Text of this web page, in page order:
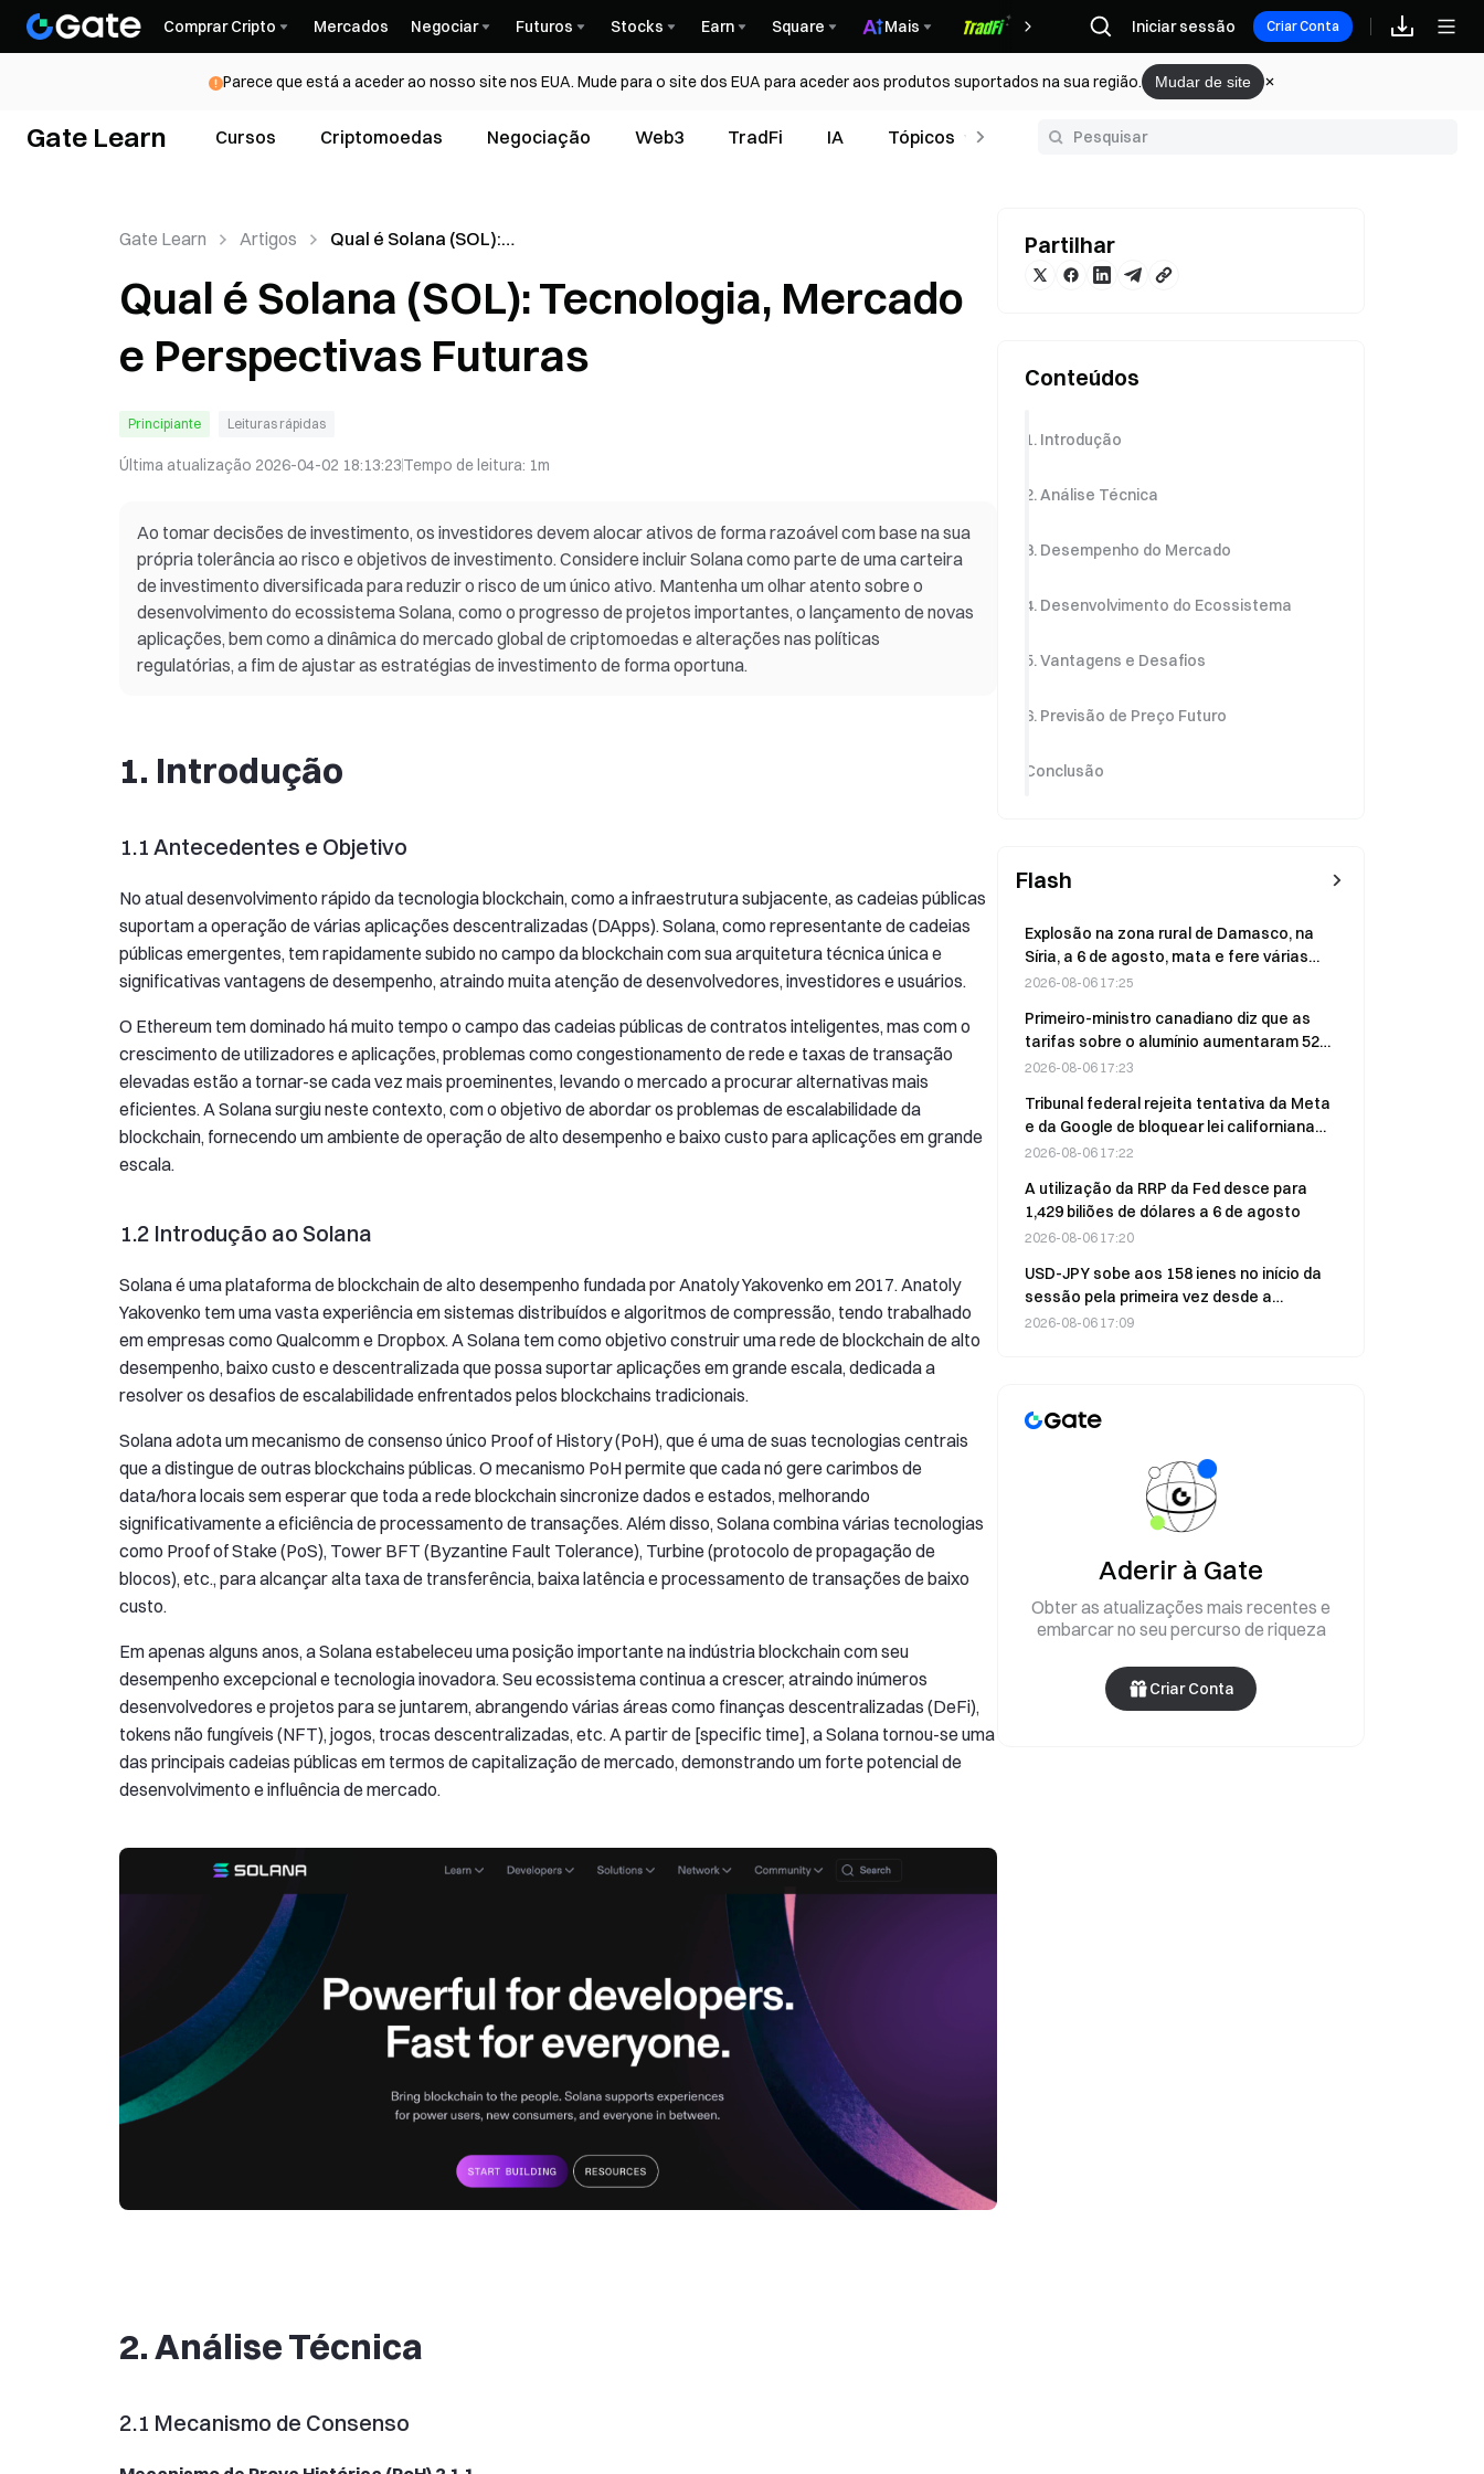
Comprar Cripto Mercados Negociar Futuros Stocks Earn Square Mais Recompensas
Iniciar sessão Criar Conta
Parece que está a aceder ao nosso site nos EUA. Mude para o site dos EUA para aceder aos produtos suportados na sua região. Mudar de site
Gate Learn Cursos Criptomoedas Negociação Web3 TradFi IA Tópicos Glossário
Gate Learn Artigos
Qual é Solana (SOL):
Perspectivas Futuras
Qual é Solana (SOL): Tecnologia, Mercado
e Perspectivas Futuras
Principiante Leituras rápidas
Última atualização 2026-04-02 18:13:23Tempo de leitura: 1m
Ao tomar decisões de investimento, os investidores devem alocar ativos de forma razoável com base na sua
própria tolerância ao risco e objetivos de investimento. Considere incluir Solana como parte de uma carteira
de investimento diversificada para reduzir o risco de um único ativo. Mantenha um olhar atento sobre o
desenvolvimento do ecossistema Solana, como o progresso de projetos importantes, o lançamento de novas
aplicações, bem como a dinâmica do mercado global de criptomoedas e alterações nas políticas
regulatórias, a fim de ajustar as estratégias de investimento de forma oportuna.
1. Introdução
1.1 Antecedentes e Objetivo
No atual desenvolvimento rápido da tecnologia blockchain, como a infraestrutura subjacente, as cadeias públicas
suportam a operação de várias aplicações descentralizadas (DApps). Solana, como representante de cadeias
públicas emergentes, tem rapidamente subido no campo da blockchain com sua arquitetura técnica única e
significativas vantagens de desempenho, atraindo muita atenção de desenvolvedores, investidores e usuários.
O Ethereum tem dominado há muito tempo o campo das cadeias públicas de contratos inteligentes, mas com o
crescimento de utilizadores e aplicações, problemas como congestionamento de rede e taxas de transação
elevadas estão a tornar-se cada vez mais proeminentes, levando o mercado a procurar alternativas mais
eficientes. A Solana surgiu neste contexto, com o objetivo de abordar os problemas de escalabilidade da
blockchain, fornecendo um ambiente de operação de alto desempenho e baixo custo para aplicações em grande
escala.
1.2 Introdução ao Solana
Solana é uma plataforma de blockchain de alto desempenho fundada por Anatoly Yakovenko em 2017. Anatoly
Yakovenko tem uma vasta experiência em sistemas distribuídos e algoritmos de compressão, tendo trabalhado
em empresas como Qualcomm e Dropbox. A Solana tem como objetivo construir uma rede de blockchain de alto
desempenho, baixo custo e descentralizada que possa suportar aplicações em grande escala, dedicada a
resolver os desafios de escalabilidade enfrentados pelos blockchains tradicionais.
Solana adota um mecanismo de consenso único Proof of History (PoH), que é uma de suas tecnologias centrais
que a distingue de outras blockchains públicas. O mecanismo PoH permite que cada nó gere carimbos de
data/hora locais sem esperar que toda a rede blockchain sincronize dados e estados, melhorando
significativamente a eficiência de processamento de transações. Além disso, Solana combina várias tecnologias
como Proof of Stake (PoS), Tower BFT (Byzantine Fault Tolerance), Turbine (protocolo de propagação de
blocos), etc., para alcançar alta taxa de transferência, baixa latência e processamento de transações de baixo
custo.
Em apenas alguns anos, a Solana estabeleceu uma posição importante na indústria blockchain com seu
desempenho excepcional e tecnologia inovadora. Seu ecossistema continua a crescer, atraindo inúmeros
desenvolvedores e projetos para se juntarem, abrangendo várias áreas como finanças descentralizadas (DeFi),
tokens não fungíveis (NFT), jogos, trocas descentralizadas, etc. A partir de [specific time], a Solana tornou-se uma
das principais cadeias públicas em termos de capitalização de mercado, demonstrando um forte potencial de
desenvolvimento e influência de mercado.
2. Análise Técnica
2.1 Mecanismo de Consenso
Partilhar
Conteúdos
1. Introdução
2. Análise Técnica
3. Desempenho do Mercado
4. Desenvolvimento do Ecossistema
5. Vantagens e Desafios
6. Previsão de Preço Futuro
Conclusão
Flash
Explosão na zona rural de Damasco, na
Síria, a 6 de agosto, mata e fere várias
pessoas
2026-08-06 17:25
Primeiro-ministro canadiano diz que as
tarifas sobre o alumínio aumentaram 52%
no último ano e abre a porta a um acordo
2026-08-06 17:23
Tribunal federal rejeita tentativa da Meta
e da Google de bloquear lei californiana
destinada a combater a dependência das
2026-08-06 17:22
A utilização da RRP da Fed desce para
1,429 biliões de dólares a 6 de agosto
2026-08-06 17:20
USD-JPY sobe aos 158 ienes no início da
sessão pela primeira vez desde a
intervenção dos EUA e do Japão,
2026-08-06 17:09
Aderir à Gate
Obter as atualizações mais recentes e
embarcar no seu percurso de riqueza
Criar Conta